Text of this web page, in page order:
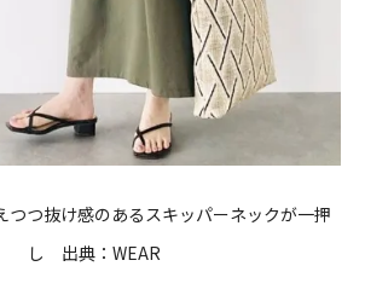
つつ抜け感のあるスキッパーネックが一押
し 出典：WEAR